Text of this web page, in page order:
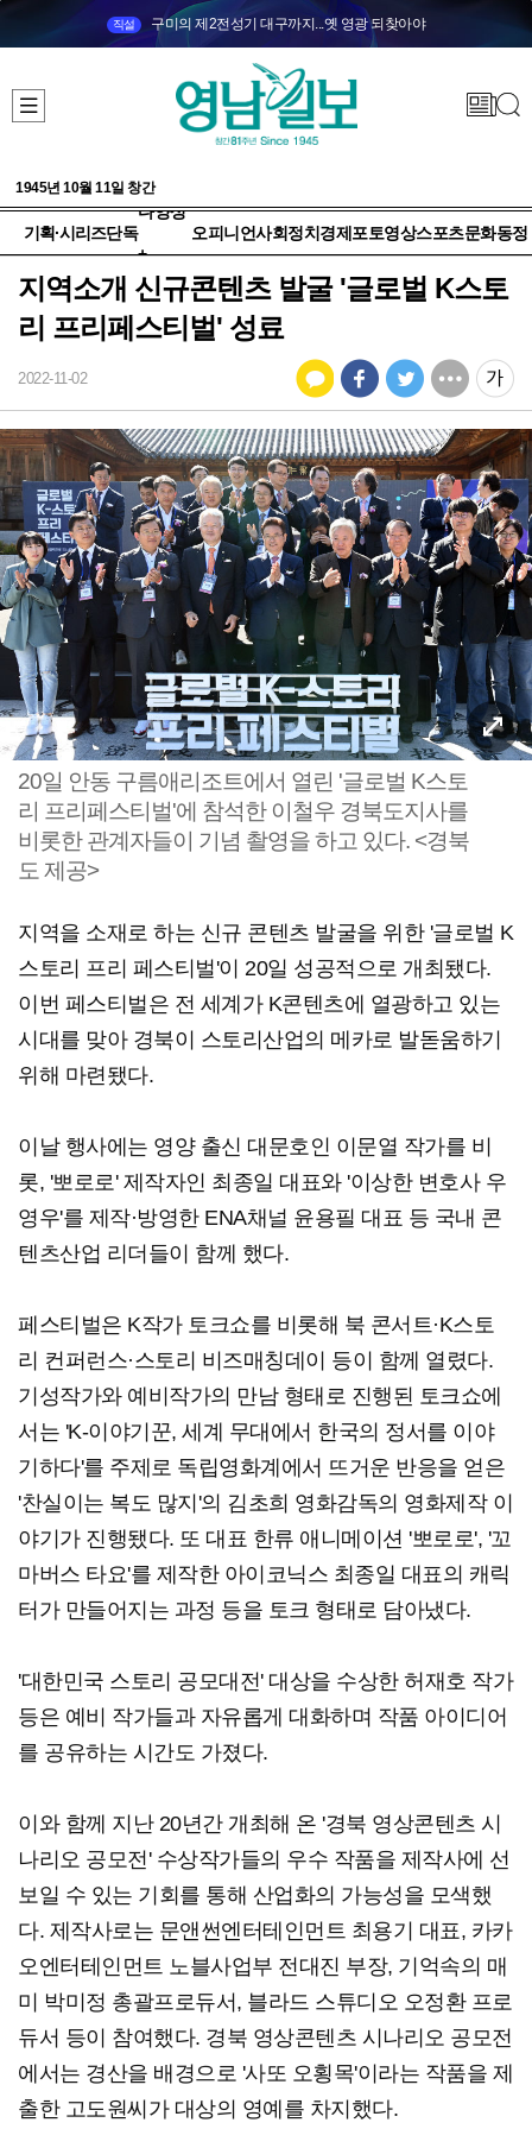
직설 구미의 제2전성기 대구까지...옛 영광 되찾아야
1945년 10월 11일 창간
기획·시리즈단독
다양성
+
오피니언사회정치 경제 포토영상스포츠문화동정
지역소개 신규콘텐츠 발굴 '글로벌 K스토
리 프리페스티벌' 성료
2022-11-02
20일 안동 구름애리조트에서 열린 '글로벌 K스토
리 프리페스티벌'에 참석한 이철우 경북도지사를
비롯한 관계자들이 기념 촬영을 하고 있다. <경북
도 제공>
지역을 소재로 하는 신규 콘텐츠 발굴을 위한 '글로벌 K
스토리 프리 페스티벌'이 20일 성공적으로 개최됐다.
이번 페스티벌은 전 세계가 K콘텐츠에 열광하고 있는
시대를 맞아 경북이 스토리산업의 메카로 발돋움하기
위해 마련됐다.
이날 행사에는 영양 출신 대문호인 이문열 작가를 비
롯, '뽀로로' 제작자인 최종일 대표와 '이상한 변호사 우
영우'를 제작·방영한 ENA채널 윤용필 대표 등 국내 콘
텐츠산업 리더들이 함께 했다.
페스티벌은 K작가 토크쇼를 비롯해 북 콘서트·K스토
리 컨퍼런스·스토리 비즈매칭데이 등이 함께 열렸다.
기성작가와 예비작가의 만남 형태로 진행된 토크쇼에
서는 'K-이야기꾼, 세계 무대에서 한국의 정서를 이야
기하다'를 주제로 독립영화계에서 뜨거운 반응을 얻은
'찬실이는 복도 많지'의 김초희 영화감독의 영화제작 이
야기가 진행됐다. 또 대표 한류 애니메이션 '뽀로로', '꼬
마버스 타요'를 제작한 아이코닉스 최종일 대표의 캐릭
터가 만들어지는 과정 등을 토크 형태로 담아냈다.
'대한민국 스토리 공모대전' 대상을 수상한 허재호 작가
등은 예비 작가들과 자유롭게 대화하며 작품 아이디어
를 공유하는 시간도 가졌다.
이와 함께 지난 20년간 개최해 온 '경북 영상콘텐츠 시
나리오 공모전' 수상작가들의 우수 작품을 제작사에 선
보일 수 있는 기회를 통해 산업화의 가능성을 모색했
다. 제작사로는 문앤썬엔터테인먼트 최용기 대표, 카카
오엔터테인먼트 노블사업부 전대진 부장, 기억속의 매
미 박미정 총괄프로듀서, 블라드 스튜디오 오정환 프로
듀서 등이 참여했다. 경북 영상콘텐츠 시나리오 공모전
에서는 경산을 배경으로 '사또 오횡목'이라는 작품을 제
출한 고도원씨가 대상의 영예를 차지했다.